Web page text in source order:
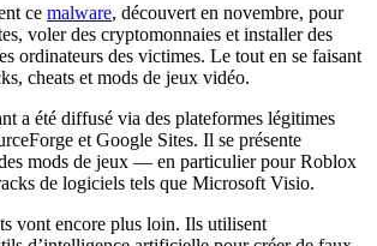
ce malware, découvert en novembre, pour
voler des cryptomonnaies et installer des
ordinateurs des victimes. Le tout en se faisant
cheats et mods de jeux vidéo.
a été diffusé via des plateformes légitimes
et Google Sites. Il se présente
mods de jeux — en particulier pour Roblox
de logiciels tels que Microsoft Visio.
vont encore plus loin. Ils utilisent